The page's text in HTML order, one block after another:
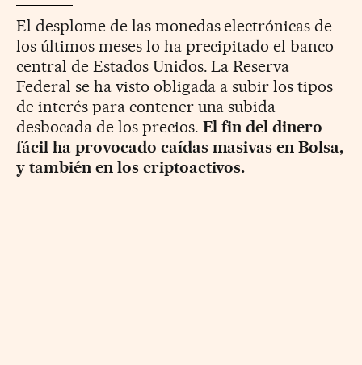
El desplome de las monedas electrónicas de
los últimos meses lo ha precipitado el banco
central de Estados Unidos. La Reserva
Federal se ha visto obligada a subir los tipos
de interés para contener una subida
desbocada de los precios. El fin del dinero
fácil ha provocado caídas masivas en Bolsa,
y también en los criptoactivos.